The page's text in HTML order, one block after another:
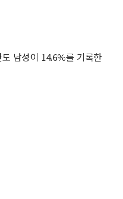
남성이 14.6%를 기록한